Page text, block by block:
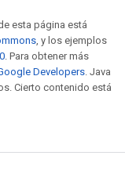
esta página está
, y los ejemplos
. Para obtener más
Developers. Java
Cierto contenido está